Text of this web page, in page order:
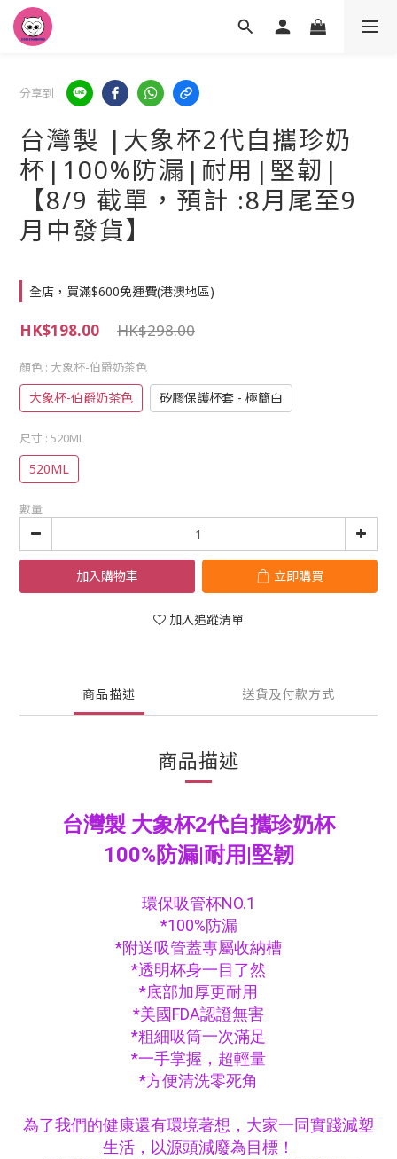
分享到
台灣製 |大象杯2代自攜珍奶
杯|100%防漏|耐用|堅韌|
【8/9 截單，預計 :8月尾至9
月中發貨】
全店，買滿$600免運費(港澳地區)
HK$298.00
HK$198.00
顏色 : 大象杯-伯爵奶茶色
大象杯-伯爵奶茶色 矽膠保護杯套 - 極簡白
尺寸 : 520ML
520ML
數量
加入購物車 立即購買
加入追蹤清單
商品描述 送貨及付款方式
商品描述
台灣製 大象杯2代自攜珍奶杯
100%防漏|耐用|堅韌
環保吸管杯NO.1
*100%防漏
*附送吸管蓋專屬收納槽
*透明杯身一目了然
*底部加厚更耐用
*美國FDA認證無害
*粗細吸筒一次滿足
*一手掌握，超輕量
*方便清洗零死角
為了我們的健康還有環境著想，大家一同實踐減塑
生活，以源頭減廢為目標！